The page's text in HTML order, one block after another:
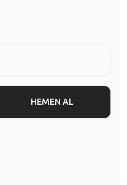
HEMEN AL